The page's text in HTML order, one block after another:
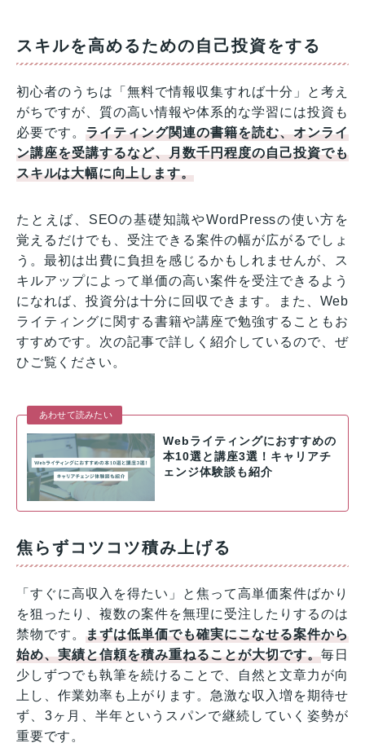
スキルを高めるための自己投資をする
初心者のうちは「無料で情報収集すれば十分」と考え
がちですが、質の高い情報や体系的な学習には投資も
必要です。ライティング関連の書籍を読む、オンライ
ン講座を受講するなど、月数千円程度の自己投資でも
スキルは大幅に向上します。
たとえば、SEOの基礎知識やWordPressの使い方を
覚えるだけでも、受注できる案件の幅が広がるでしょ
う。最初は出費に負担を感じるかもしれませんが、ス
キルアップによって単価の高い案件を受注できるよう
になれば、投資分は十分に回収できます。また、Web
ライティングに関する書籍や講座で勉強することもお
すすめです。次の記事で詳しく紹介しているので、ぜ
ひご覧ください。
あわせて読みたい
Webライティングにおすすめの
本10選と講座3選！キャリアチ
ェンジ体験談も紹介
焦らずコツコツ積み上げる
「すぐに高収入を得たい」と焦って高単価案件ばかり
を狙ったり、複数の案件を無理に受注したりするのは
禁物です。まずは低単価でも確実にこなせる案件から
始め、実績と信頼を積み重ねることが大切です。毎日
少しずつでも執筆を続けることで、自然と文章力が向
上し、作業効率も上がります。急激な収入増を期待せ
ず、3ヶ月、半年というスパンで継続していく姿勢が
重要です。